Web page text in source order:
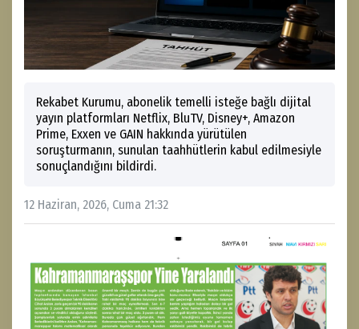
Rekabet Kurumu, abonelik temelli isteğe bağlı dijital
yayın platformları Netflix, BluTV, Disney+, Amazon
Prime, Exxen ve GAIN hakkında yürütülen
soruşturmanın, sunulan taahhütlerin kabul edilmesiyle
sonuçlandığını bildirdi.
12 Haziran, 2026, Cuma 21:32